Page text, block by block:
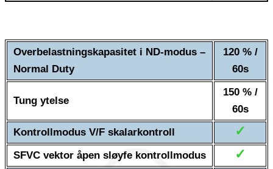
Overbelastningskapasitet i ND-modus –
Normal Duty
120 % /
60s
Tung ytelse
150 % /
60s
Kontrollmodus V/F skalarkontroll
✓
SFVC vektor åpen sløyfe kontrollmodus ✓